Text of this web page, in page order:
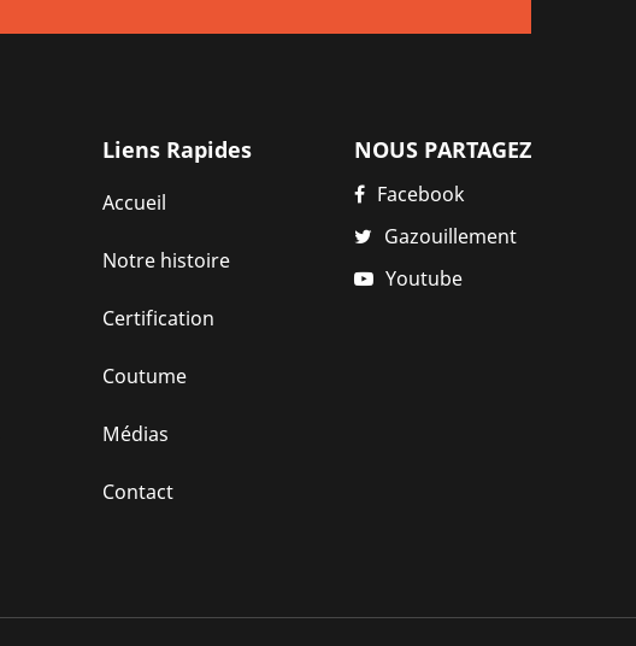
Liens Rapides
Accueil
Notre histoire
Certification
Coutume
Médias
Contact
NOUS PARTAGEZ
Facebook
Gazouillement
Youtube